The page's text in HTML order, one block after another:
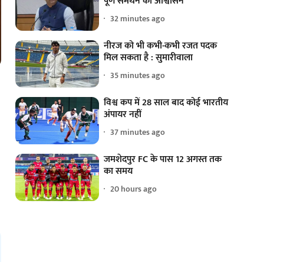
32 minutes ago
नीरज को भी कभी-कभी रजत पदक
मिल सकता है : सुमारीवाला
35 minutes ago
विश्व कप में 28 साल बाद कोई भारतीय
अंपायर नहीं
37 minutes ago
जमशेदपुर FC के पास 12 अगस्त तक
का समय
20 hours ago